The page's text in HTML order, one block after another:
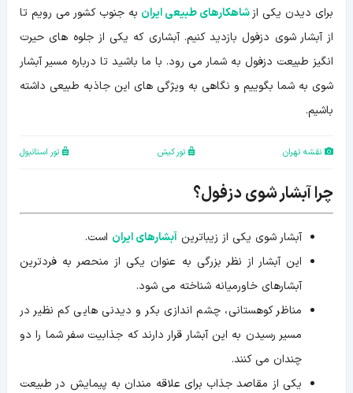
تفریحات
و
امکانات
فصل
سفر
لوازم
سفر
نقشه
تکمیلی
برای دیدن یکی ازشاهکارهای طبیعی ایران به جنوب کشور می رویم تا
از آبشار شوی دزفول بازدید کنیم. آبشاری که یکی از جلوه های حیرت
انگیز طبیعت دزفول به شمار می رود. با ما باشید تا درباره مسیر آبشار
شوی به شما بگوییم و نگاهی به ویژگی های این جاذبه طبیعی داشته
باشیم.
نقشه تهران تور کیش تور استانبول
چرا آبشار شوی دزفول؟
آبشار شوی یکی از زیباترین آبشارهای ایران است.
این آبشار از نظر بزرگی به عنوان یکی از منحصر به فردترین
آبشارهای خاورمیانه شناخته می شود.
مناظر کوهستانی، چشم اندازی بکر و دیدنی هایی کم نظیر در
مسیر رسیدن به این آبشار قرار دارند که جذابیت سفر شما را دو
چندان می کنند.
یکی از مقاصد جذاب برای علاقه مندان به پیمایش در طبیعت